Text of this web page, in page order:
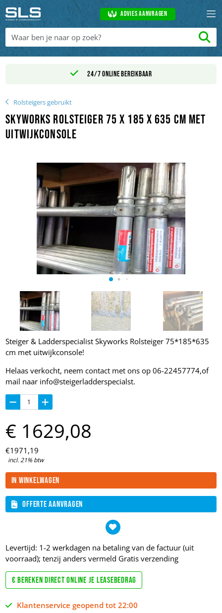
Advies aanvragen
24/7 online bereikbaar
Rolsteigers gebruikt
Skyworks Rolsteiger 75 x 185 x 635 cm met
uitwijkconsole
Steiger & Ladderspecialist Skyworks Rolsteiger 75*185*635
cm met uitwijkconsole!
Helaas verkocht, neem contact met ons op 06-22457774,of
mail naar info@steigerladderspecialst.
€1971,19
incl. 21% btw
€ 1629,08
In winkelwagen
Offerte aanvragen
Levertijd: 1-2 werkdagen na betaling van de factuur (uit
voorraad); tenzij anders vermeld Gratis verzending
€ Bereken direct online je leasebedrag
Klantenservice geopend tot 22:00